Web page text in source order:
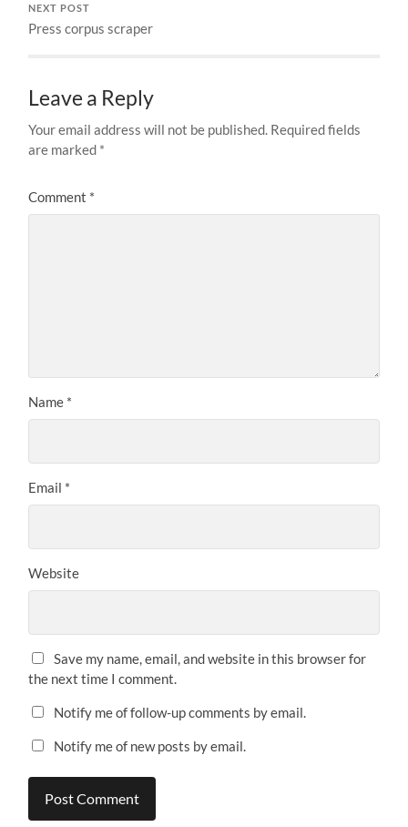
NEXT POST
Press corpus scraper
Leave a Reply
Your email address will not be published. Required fields
are marked *
Comment *
Name *
Email *
Website
Save my name, email, and website in this browser for
the next time I comment.
Notify me of follow-up comments by email.
Notify me of new posts by email.